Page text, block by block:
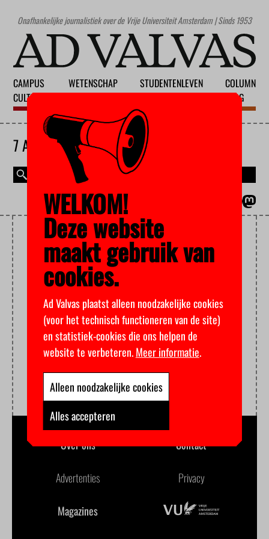
Onafhankelijke journalistiek over de Vrije Universiteit Amsterdam | Sinds 1953
CAMPUS
CULTUUR
WETENSCHAP
STUDENTENLEVEN
COLUMN
BLOG
7 AUGUSTUS 2026
RATHENAU INSTITUUT
Over ons Contact
Advertenties Privacy
Magazines
WELKOM!
Deze website
maakt gebruik van
cookies.
Ad Valvas plaatst alleen noodzakelijke cookies
(voor het technisch functioneren van de site)
en statistiek-cookies die ons helpen de
website te verbeteren.Meer informatie.
Alleen noodzakelijke cookies
Alles accepteren